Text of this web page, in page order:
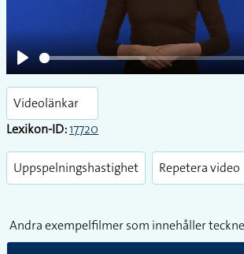
Play
Videolänkar
Lexikon-ID:17720
Uppspelningshastighet Repetera video
Andra exempelfilmer som innehåller